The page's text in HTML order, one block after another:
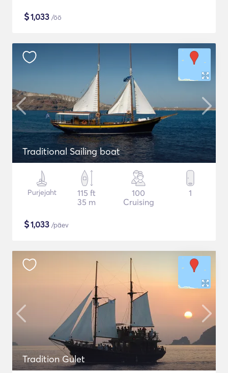
$1,033 /öö
Traditional Sailing boat
Purjejaht
115 ft
35 m
100
Cruising
1
$1,033 /päev
Tradition Gulet